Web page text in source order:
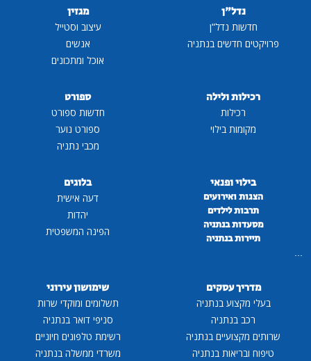
חדשות נדל"ן
חדשים בנתניה
עיצוב וסטייל
אוכל ומתכונים
רכילות ולילה
מקומות בילוי
חדשות ספורט
ספורט נוער
מכבי נתניה
בילוי ופנאי
הצגות ואירועים
תרבות לילדים
מסעדות בנתניה
תיירות בנתניה
דעה אישית
הפינה המשפטית
מדריך עסקים
בעלי מקצוע בנתניה
רכב בנתניה
מקצועיים בנתניה
טיפוח ובריאות בנתניה
שימושון עירוני
תשלומים ומוקדי שרות
סניפי דואר בנתניה
רשימת טלפונים חיוניים
משרדי ממשלה בנתניה